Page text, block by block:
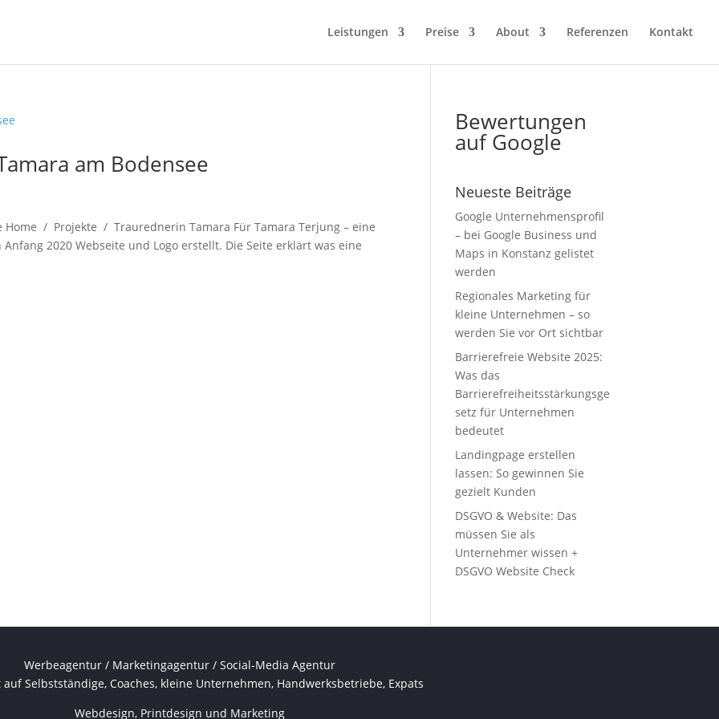
Leistungen Preise About Referenzen Kontakt
am Bodensee
Home / Projekte / Traurednerin Tamara Für Tamara Terjung – eine
2020 Webseite und Logo erstellt. Die Seite erklärt was eine
Bewertungen
auf Google
Neueste Beiträge
Google Unternehmensprofil
– bei Google Business und
Maps in Konstanz gelistet
werden
Regionales Marketing für
kleine Unternehmen – so
werden Sie vor Ort sichtbar
Barrierefreie Website 2025:
Was das
Barrierefreiheitsstärkungsge
setz für Unternehmen
bedeutet
Landingpage erstellen
lassen: So gewinnen Sie
gezielt Kunden
DSGVO & Website: Das
müssen Sie als
Unternehmer wissen +
DSGVO Website Check
Werbeagentur / Marketingagentur / Social-Media Agentur
Selbstständige, Coaches, kleine Unternehmen, Handwerksbetriebe, Expats
Webdesign, Printdesign und Marketing